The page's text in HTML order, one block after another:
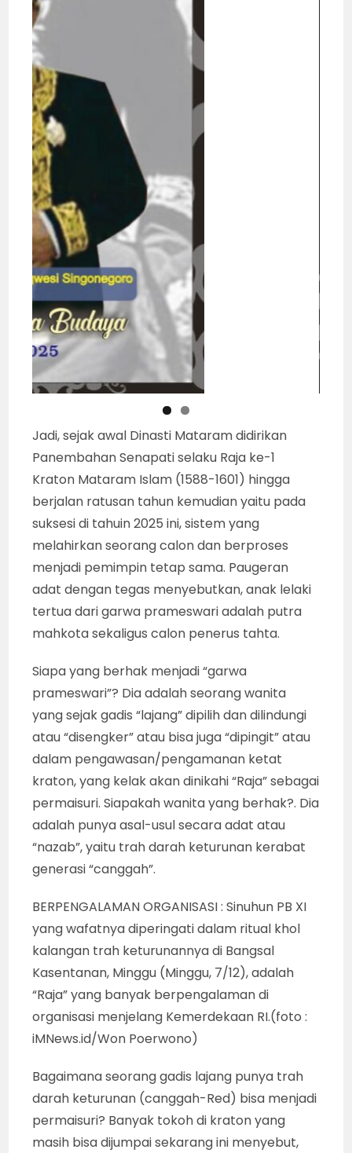
Jadi, sejak awal Dinasti Mataram didirikan
Panembahan Senapati selaku Raja ke-1
Kraton Mataram Islam (1588-1601) hingga
berjalan ratusan tahun kemudian yaitu pada
suksesi di tahuin 2025 ini, sistem yang
melahirkan seorang calon dan berproses
menjadi pemimpin tetap sama. Paugeran
adat dengan tegas menyebutkan, anak lelaki
tertua dari garwa prameswari adalah putra
mahkota sekaligus calon penerus tahta.
Siapa yang berhak menjadi “garwa
prameswari”? Dia adalah seorang wanita
yang sejak gadis “lajang” dipilih dan dilindungi
atau “disengker” atau bisa juga “dipingit” atau
dalam pengawasan/pengamanan ketat
kraton, yang kelak akan dinikahi “Raja” sebagai
permaisuri. Siapakah wanita yang berhak?. Dia
adalah punya asal-usul secara adat atau
“nazab”, yaitu trah darah keturunan kerabat
generasi “canggah”.
BERPENGALAMAN ORGANISASI : Sinuhun PB XI
yang wafatnya diperingati dalam ritual khol
kalangan trah keturunannya di Bangsal
Kasentanan, Minggu (Minggu, 7/12), adalah
“Raja” yang banyak berpengalaman di
organisasi menjelang Kemerdekaan RI.(foto :
iMNews.id/Won Poerwono)
Bagaimana seorang gadis lajang punya trah
darah keturunan (canggah-Red) bisa menjadi
permaisuri? Banyak tokoh di kraton yang
masih bisa dijumpai sekarang ini menyebut,